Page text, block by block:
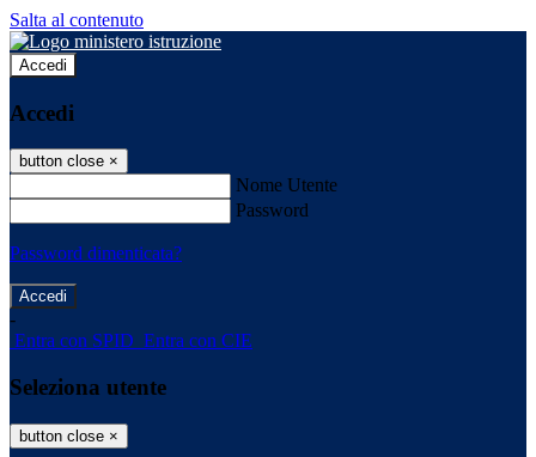
Salta al contenuto
Accedi
Accedi
button close ×
Nome Utente
Password
Password dimenticata?
-
Entra con SPID Entra con CIE
Seleziona utente
button close ×